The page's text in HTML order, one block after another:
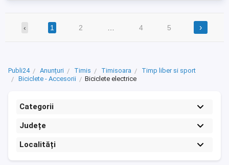
confortabilă,coș ...
‹ 1 2 4 5 ›
Publi24 Anunțuri Timis Timisoara
Timp liber si sport
Biciclete - Accesorii
Biciclete electrice
Categorii
Județe
Localități